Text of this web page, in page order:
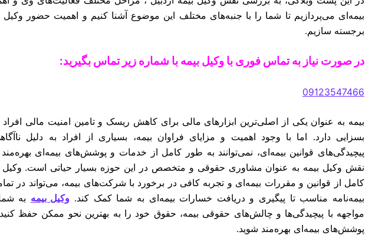
بیمه‌ای می‌پردازیم تا شما را با جنبه‌های مختلف این موضوع آشنا کنیم و اهمیت حضور وکیل
برجسته سازیم.
در صورت نیاز به تماس فوری با وکیل بیمه با شماره زیر تماس بگیرید:
09123547466
بیمه به عنوان یکی از اصلی‌ترین ابزارهای مالی برای کاهش ریسک و تامین امنیت مالی
بسزایی دارد. اما با وجود اهمیت و مزایای فراوان بیمه، بسیاری از افراد به دلیل
پیچیدگی‌های قوانین بیمه‌ای، نمی‌توانند به طور کامل از خدمات و پوشش‌های بیمه‌ای
نقش وکیل بیمه به عنوان مشاوری حقوقی و متخصص در این حوزه بسیار حیاتی است. وکیل
کامل از قوانین و مقررات بیمه‌ای و تجربه کافی در برخورد با شرکت‌های بیمه، می‌تواند در
بیمه‌نامه مناسب تا پیگیری و دریافت خسارات بیمه‌ای به شما کمک کند. وکیل بیمه به
مواجهه با پیچیدگی‌ها و چالش‌های حقوقی بیمه، حقوق خود را به بهترین نحو ممکن حفظ
پوشش‌های بیمه‌ای بهره‌مند شوید.